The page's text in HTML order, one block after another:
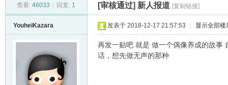
› › ›
查看: 46033 回复: 1 [审核通过] 新人报道 [复制链接]
YouheiKazara 发表于 2018-12-17 21:57:53 显示全部楼
再发一贴吧 就是 做一个偶像养成的故事
话，想先做无声的那种